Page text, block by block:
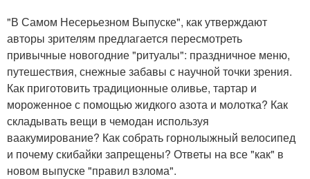
"В Самом Несерьезном Выпуске", как утверждают
авторы зрителям предлагается пересмотреть
привычные новогодние "ритуалы": праздничное меню,
путешествия, снежные забавы с научной точки зрения.
Как приготовить традиционные оливье, тартар и
мороженное с помощью жидкого азота и молотка? Как
складывать вещи в чемодан используя
ваакумирование? Как собрать горнолыжный велосипед
и почему скибайки запрещены? Ответы на все "как" в
новом выпуске "правил взлома".